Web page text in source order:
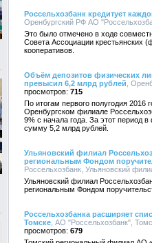
Россельхозбанк кредитует
Оренбургский РФ АО
Это было отмечено в ходе
Совета Ассоциации крестьянских
кооперативов.
Объём депозитов физических
превысил 6,2 млрд рублей ,
715
По итогам первого полугодия 2016
Оренбургском филиале
9% с начала года. За этот период
сумму 5,2 млрд рублей.
Ульяновский филиал
региональным Фондом
Россельхозбанк, Ульяновский
Ульяновский филиал
региональным Фондом
Россельхозбанка расширяет
Томске , АО "Россельхозбанк",
679